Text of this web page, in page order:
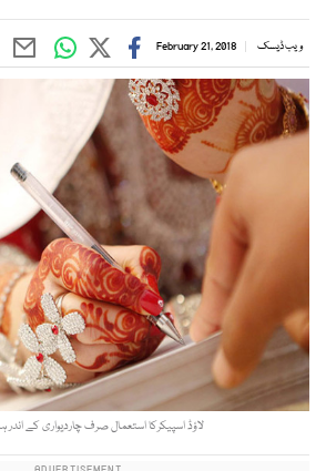
ویب ڈیسک February 21, 2018
لاؤڈ اسپیکرکا استعمال صرف چاردیواری کے اندر